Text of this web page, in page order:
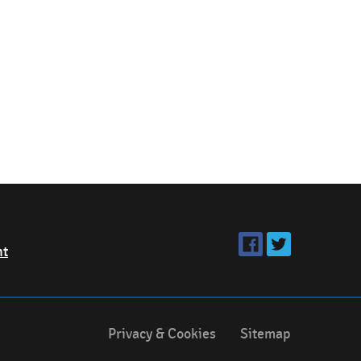
Privacy & Cookies Sitemap